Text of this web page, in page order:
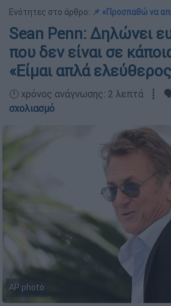
Ενότητες στο άρθρο: 📌 «Προσπαθώ να
Sean Penn: Δηλώνει
που δεν είναι σε
«Είμαι απλά
🕛 χρόνος ανάγνωσης: 2 λεπτά ┋
σχολιασμό
ΑP photo